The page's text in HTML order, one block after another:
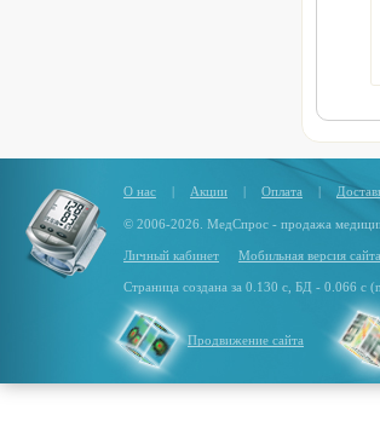
О нас | Акции | Оплата |
© 2006-2026. МедСпрос - продажа
Личный кабинет Мобильная версия сайта
Страница создана за 0.130 с, БД - 0.066 с
Продвижение сайта